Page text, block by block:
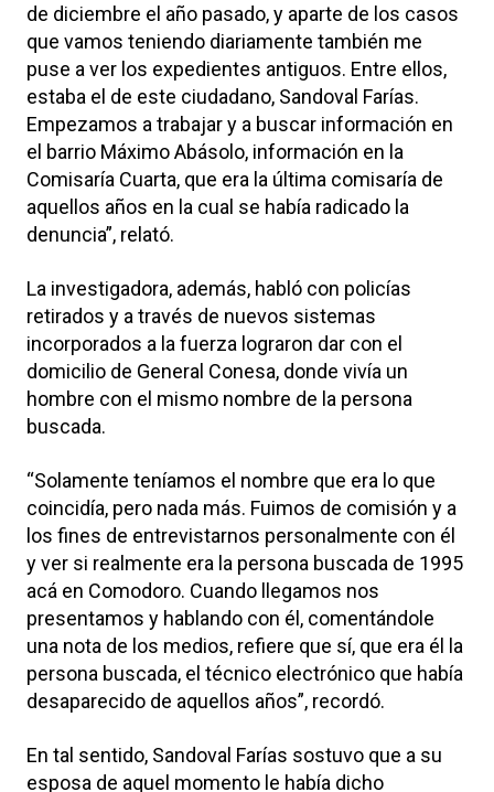
de diciembre el año pasado, y aparte de los casos
que vamos teniendo diariamente también me
puse a ver los expedientes antiguos. Entre ellos,
estaba el de este ciudadano, Sandoval Farías.
Empezamos a trabajar y a buscar información en
el barrio Máximo Abásolo, información en la
Comisaría Cuarta, que era la última comisaría de
aquellos años en la cual se había radicado la
denuncia”, relató.
La investigadora, además, habló con policías
retirados y a través de nuevos sistemas
incorporados a la fuerza lograron dar con el
domicilio de General Conesa, donde vivía un
hombre con el mismo nombre de la persona
buscada.
“Solamente teníamos el nombre que era lo que
coincidía, pero nada más. Fuimos de comisión y a
los fines de entrevistarnos personalmente con él
y ver si realmente era la persona buscada de 1995
acá en Comodoro. Cuando llegamos nos
presentamos y hablando con él, comentándole
una nota de los medios, refiere que sí, que era él la
persona buscada, el técnico electrónico que había
desaparecido de aquellos años”, recordó.
En tal sentido, Sandoval Farías sostuvo que a su
esposa de aquel momento le había dicho